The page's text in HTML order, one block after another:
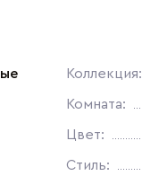
Коллекция:
Комната:
Цвет:
Стиль: